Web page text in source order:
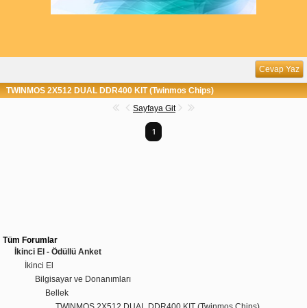
Cevap Yaz
TWINMOS 2X512 DUAL DDR400 KIT (Twinmos Chips)
Sayfaya Git
1
Tüm Forumlar
İkinci El - Ödüllü Anket
İkinci El
Bilgisayar ve Donanımları
Bellek